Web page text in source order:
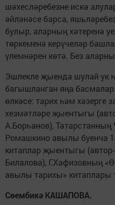
шәхесләребезне искә
әйләнәсе барса,
булыр, аларның хәтеренә
төркеменә керүчеләр
үлемнәрен көтә. Без
Эшлекле җыенда шулай ук
багышланган яңа
өлкәсе: тарих һәм хәзерге
хезмәтләре җыентыгы
А.Борһанов),
Ромашкино авылы буенча
китаплар җыентыгы
Билалова), Г.Хафизовның
авылы тарихы» китаплары
Сөембикә КАШАПОВА.